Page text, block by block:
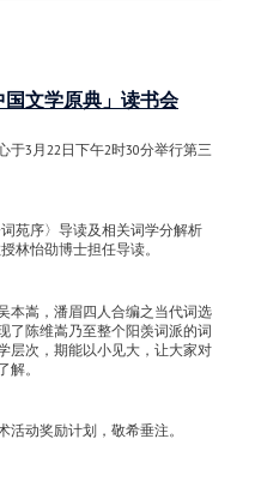
文学原典」读书会
3月22日下午2时30分举行第三
苑序〉导读及相关词学分解析
林怡劭博士担任导读。
嵩，潘眉四人合编之当代词选
了陈维嵩乃至整个阳羡词派的词
层次，期能以小见大，让大家对
。
动奖励计划，敬希垂注。